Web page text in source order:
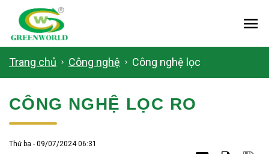
Trang chủ Công nghệ Công nghệ lọc
CÔNG NGHỆ LỌC RO
Thứ ba - 09/07/2024 06:31